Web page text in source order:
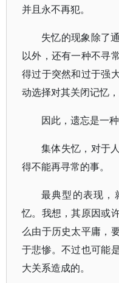
并且永不再犯。
失忆的现象除了
以外，还有一种不寻
得过于突然和过于强
动选择对其关闭记忆
因此，遗忘是一
集体失忆，对于
得不能再寻常的事。
最典型的表现
忆。我想，其原因或
么由于历史太平庸，
于悲惨。不过也可能
大关系造成的。